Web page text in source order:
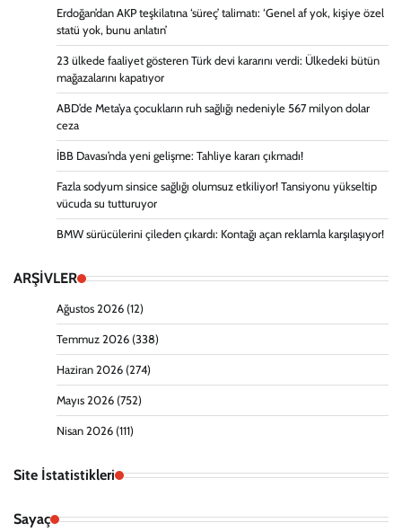
Erdoğan’dan AKP teşkilatına ‘süreç’ talimatı: ‘Genel af yok, kişiye özel
statü yok, bunu anlatın’
23 ülkede faaliyet gösteren Türk devi kararını verdi: Ülkedeki bütün
mağazalarını kapatıyor
ABD’de Meta’ya çocukların ruh sağlığı nedeniyle 567 milyon dolar
ceza
İBB Davası’nda yeni gelişme: Tahliye kararı çıkmadı!
Fazla sodyum sinsice sağlığı olumsuz etkiliyor! Tansiyonu yükseltip
vücuda su tutturuyor
BMW sürücülerini çileden çıkardı: Kontağı açan reklamla karşılaşıyor!
ARŞİVLER
Ağustos 2026 (12)
Temmuz 2026 (338)
Haziran 2026 (274)
Mayıs 2026 (752)
Nisan 2026 (111)
Site İstatistikleri
Sayaç